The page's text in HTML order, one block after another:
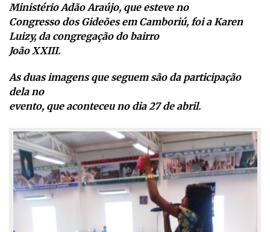
Ministério Adão Araújo, que esteve no
Congresso dos Gideões em Camboriú, foi a Karen
Luizy, da congregação do bairro
João XXIII.
As duas imagens que seguem são da participação
dela no
evento, que aconteceu no dia 27 de abril.